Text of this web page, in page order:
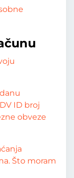
ID broj
obveze
Što moram